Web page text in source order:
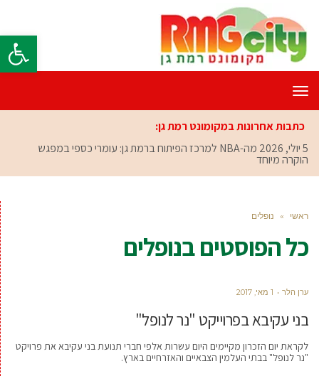
פתח
תפריט
כתבות אחרונות במקומונט רמת גן:
5 יולי, 2026
מה-NBA למרכז הפיתוח ברמת גן: עומרי כספי במפגש
הוקרה מיוחד
ראשי » נופלים
כל הפוסטים בנופלים
ערן הלר 1 מאי, 2017
בני עקיבא בפרוייקט "נר לנופל"
לקראת יום הזכרון מקיימים היום עשרות אלפי חברי תנועת בני עקיבא את פרויקט
"נר לנופל" בבתי העלמין הצבאיים והאזרחיים בארץ.